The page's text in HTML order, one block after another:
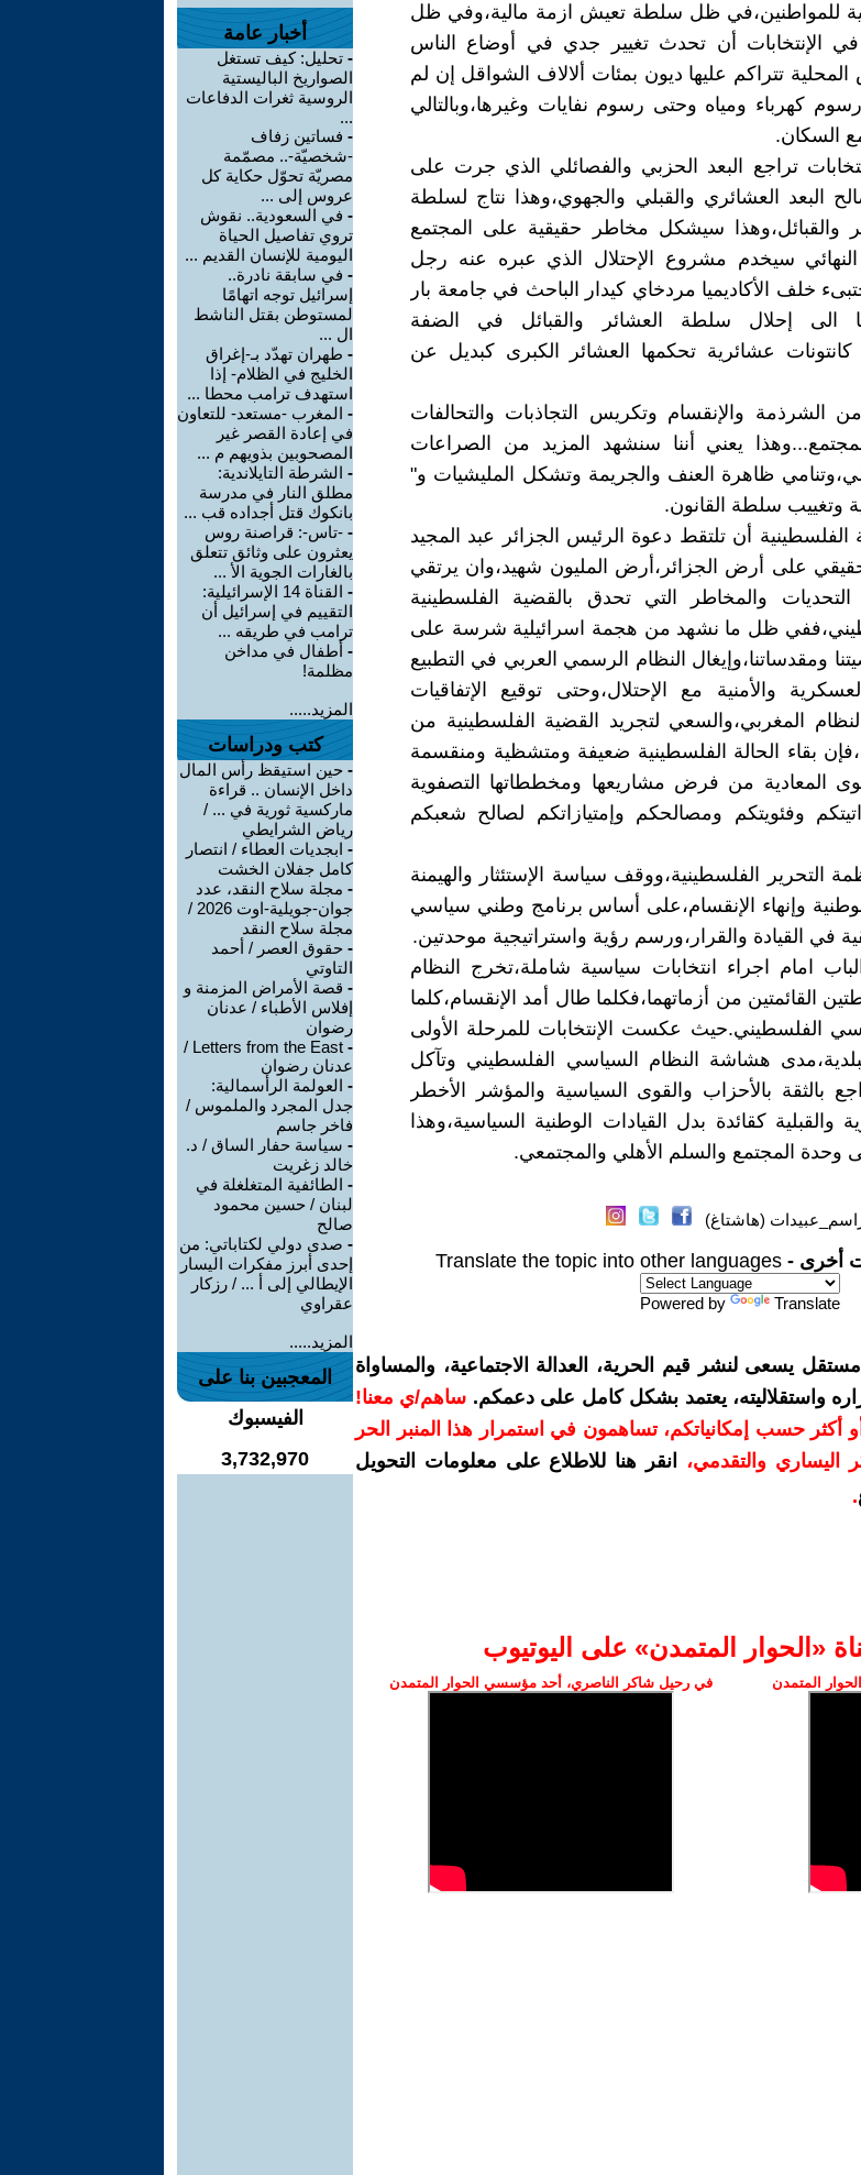
للمواطنين،في ظل سلطة تعيش ازمة مالية،وفي ظل
في الإنتخابات أن تحدث تغيير جدي في أوضاع الناس
المحلية تتراكم عليها ديون بمئات ألالاف الشواقل إن لم
كهرباء ومياه وحتى رسوم نفايات وغيرها،وبالتالي
السكان.
تراجع البعد الحزبي والفصائلي الذي جرت على
البعد العشائري والقبلي والجهوي،وهذا نتاج لسلطة
سيشكل مخاطر حقيقية على المجتمع
النهائي سيخدم مشروع الإحتلال الذي عبره عنه رجل
خلف الأكاديميا مردخاي كيدار الباحث في جامعة بار
الى إحلال سلطة العشائر والقبائل في الضفة
كانتونات عشائرية تحكمها العشائر الكبرى كبديل عن
الشرذمة والإنقسام وتكريس التجاذبات والتحالفات
يعني أننا سنشهد المزيد من الصراعات
ظاهرة العنف والجريمة وتشكل المليشيات و"
وتغييب سلطة القانون.
أن تلتقط دعوة الرئيس الجزائر عبد المجيد
على أرض الجزائر،أرض المليون شهيد،وان يرتقي
والمخاطر التي تحدق بالقضية الفلسطينية
ظل ما نشهد من هجمة اسرائيلية شرسة على
ومقدساتنا،وإيغال النظام الرسمي العربي في التطبيع
والأمنية مع الإحتلال،وحتى توقيع الإتفاقيات
المغربي،والسعي لتجريد القضية الفلسطينية من
بقاء الحالة الفلسطينية ضعيفة ومتشظية ومنقسمة
المعادية من فرض مشاريعها ومخططاتها التصفوية
وفئويتكم ومصالحكم وإمتيازاتكم لصالح شعبكم
التحرير الفلسطينية،ووقف سياسة الإستئثار والهيمنة
وإنهاء الإنقسام،على أساس برنامج وطني سياسي
في القيادة والقرار،ورسم رؤية واستراتيجية موحدتين.
امام اجراء انتخابات سياسية شاملة،تخرج النظام
القائمتين من أزماتهما،فكلما طال أمد الإنقسام،كلما
الفلسطيني.حيث عكست الإنتخابات للمرحلة الأولى
هشاشة النظام السياسي الفلسطيني وتآكل
بالثقة بالأحزاب والقوى السياسية والمؤشر الأخطر
والقبلية كقائدة بدل القيادات الوطنية السياسية،وهذا
وحدة المجتمع والسلم الأهلي والمجتمعي.
(هاشتاغ)
أخرى - Translate the topic into other languages
Powered by Translate
يسعى لنشر قيم الحرية، العدالة الاجتماعية، والمساواة
واستقلاليته، يعتمد بشكل كامل على دعمكم. ساهم/ي معنا!
سنويًا أو أكثر حسب إمكانياتكم، تساهمون في استمرار هذا المنبر الحر
اليساري والتقدمي،
انقر هنا للاطلاع على معلومات التحويل
.
‫«الحوار المتمدن» على اليوتيوب
المتمدن في رحيل شاكر الناصري، أحد مؤسسي الحوار المتمدن
أخبار عامة
- تحليل: كيف تستغل
الصواريخ الباليستية
الروسية ثغرات الدفاعات
...
- فساتين زفاف
-شخصيّة-.. مصمّمة
مصريّة تحوّل حكاية كل
عروس إلى ...
- في السعودية.. نقوش
تروي تفاصيل الحياة
اليومية للإنسان القديم ...
- في سابقة نادرة..
إسرائيل توجه اتهامًا
لمستوطن بقتل الناشط
ال ...
- طهران تهدّد بـ-إغراق
الخليج في الظلام- إذا
استهدف ترامب محطا ...
- المغرب -مستعد- للتعاون
في إعادة القصر غير
المصحوبين بذويهم م ...
- الشرطة التايلاندية:
مطلق النار في مدرسة
بانكوك قتل أجداده قب ...
- -تاس-: قراصنة روس
يعثرون على وثائق تتعلق
بالغارات الجوية الأ ...
-
القناة 14 الإسرائيلية:
التقييم في إسرائيل أن
ترامب في طريقه ...
- أطفال في مداخن
مظلمة!
المزيد.....
كتب ودراسات
- حين استيقظ رأس المال
داخل الإنسان .. قراءة
ماركسية ثورية في ... /
رياض الشرايطي
- ابجديات العطاء / انتصار
كامل جفلان الخشت
- مجلة سلاح النقد، عدد
جوان-جويلية-اوت 2026 /
مجلة سلاح النقد
- حقوق العصر / أحمد
التاوتي
- قصة الأمراض المزمنة و
إفلاس الأطباء / عدنان
رضوان
-
Letters from the East /
عدنان رضوان
- العولمة الرأسمالية:
جدل المجرد والملموس /
فاخر جاسم
- سياسة حفار الساق / د.
خالد زغريت
- الطائفية المتغلغلة في
لبنان / حسين محمود
صالح
- صدى دولي لكتاباتي: من
إحدى أبرز مفكرات اليسار
الإيطالي إلى أ ... / رزكار
عقراوي
المزيد.....
المعجبين بنا على
الفيسبوك
3,732,970